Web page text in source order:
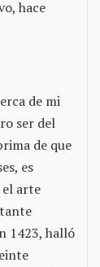
hace
de mi
ser del
de que
es
el arte
1423, halló